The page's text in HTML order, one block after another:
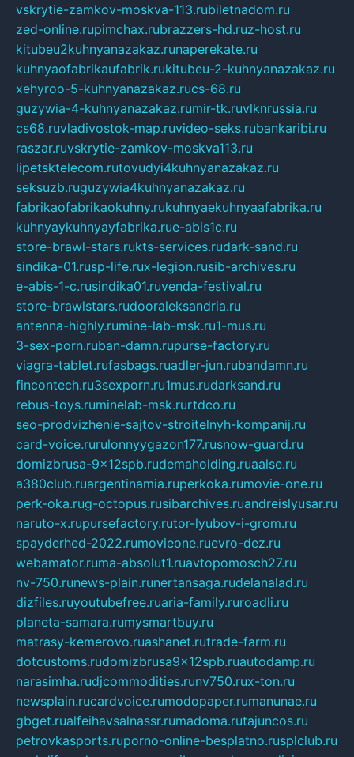
vskrytie-zamkov-moskva-113.rubiletnadom.ru
zed-online.rupimchax.rubrazzers-hd.ruz-host.ru
kitubeu2kuhnyanazakaz.runaperekate.ru
kuhnyaofabrikaufabrik.rukitubeu-2-kuhnyanazakaz.ru
xehyroo-5-kuhnyanazakaz.rucs-68.ru
guzywia-4-kuhnyanazakaz.rumir-tk.ruvlknrussia.ru
cs68.ruvladivostok-map.ruvideo-seks.rubankaribi.ru
raszar.ruvskrytie-zamkov-moskva113.ru
lipetsktelecom.rutovudyi4kuhnyanazakaz.ru
seksuzb.ruguzywia4kuhnyanazakaz.ru
fabrikaofabrikaokuhny.rukuhnyaekuhnyaafabrika.ru
kuhnyaykuhnyayfabrika.rue-abis1c.ru
store-brawl-stars.rukts-services.rudark-sand.ru
sindika-01.rusp-life.rux-legion.rusib-archives.ru
e-abis-1-c.rusindika01.ruvenda-festival.ru
store-brawlstars.rudooraleksandria.ru
antenna-highly.rumine-lab-msk.ru1-mus.ru
3-sex-porn.ruban-damn.rupurse-factory.ru
viagra-tablet.rufasbags.ruadler-jun.rubandamn.ru
fincontech.ru3sexporn.ru1mus.rudarksand.ru
rebus-toys.ruminelab-msk.rurtdco.ru
seo-prodvizhenie-sajtov-stroitelnyh-kompanij.ru
card-voice.rurulonnyygazon177.rusnow-guard.ru
domizbrusa-9x12spb.rudemaholding.ruaalse.ru
a380club.ruargentinamia.ruperkoka.rumovie-one.ru
perk-oka.rug-octopus.rusibarchives.ruandreislyusar.ru
naruto-x.rupursefactory.rutor-lyubov-i-grom.ru
spayderhed-2022.rumovieone.ruevro-dez.ru
webamator.ruma-absolut1.ruavtopomosch27.ru
nv-750.runews-plain.runertansaga.rudelanalad.ru
dizfiles.ruyoutubefree.ruaria-family.ruroadli.ru
planeta-samara.rumysmartbuy.ru
matrasy-kemerovo.ruashanet.rutrade-farm.ru
dotcustoms.rudomizbrusa9x12spb.ruautodamp.ru
narasimha.rudjcommodities.runv750.rux-ton.ru
newsplain.rucardvoice.rumodopaper.rumanunae.ru
gbget.rualfeihavsalnassr.rumadoma.rutajuncos.ru
petrovkasports.ruporno-online-besplatno.rusplclub.ru